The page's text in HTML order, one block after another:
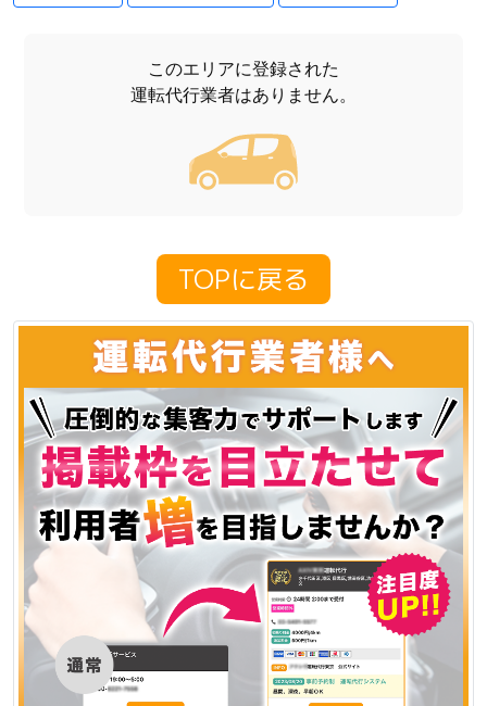
このエリアに登録された
運転代行業者はありません。
TOPに戻る